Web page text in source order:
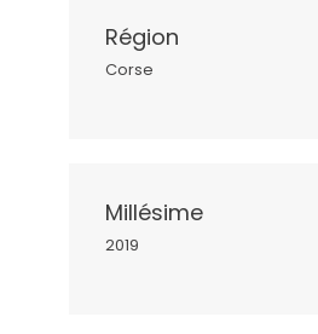
Région
Corse
Millésime
2019